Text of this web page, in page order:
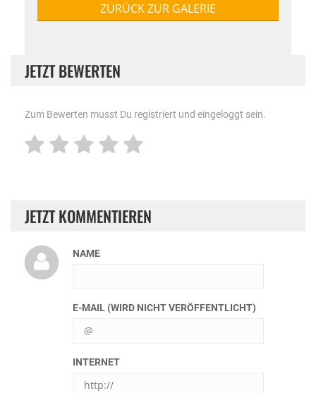
ZURÜCK ZUR GALERIE
JETZT BEWERTEN
Zum Bewerten musst Du registriert und eingeloggt sein.
JETZT KOMMENTIEREN
NAME
E-MAIL (WIRD NICHT VERÖFFENTLICHT)
INTERNET